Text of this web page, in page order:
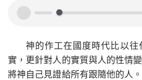
00:00
神的作工在國度時代比以往
實，更針對人的實質與人的性情
將神自己見證給所有跟隨他的人